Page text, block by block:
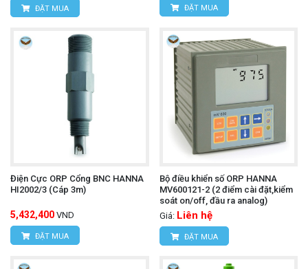
ĐẶT MUA ĐẶT MUA
Điện Cực ORP Cổng BNC HANNA
HI2002/3 (Cáp 3m)
5,432,400 VND
ĐẶT MUA
Bộ điều khiển số ORP HANNA
MV600121-2 (2 điểm cài đặt,kiểm
soát on/off, đầu ra analog)
Giá: Liên hệ
ĐẶT MUA